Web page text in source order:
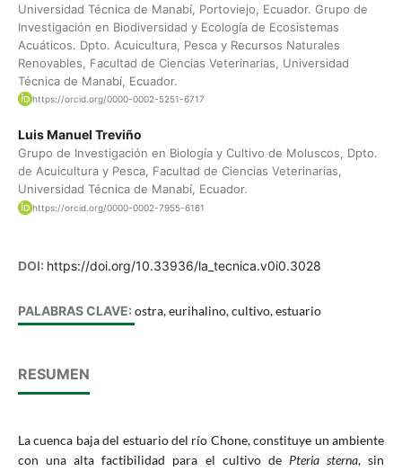
Universidad Técnica de Manabí, Portoviejo, Ecuador. Grupo de
Investigación en Biodiversidad y Ecología de Ecosistemas
Acuáticos. Dpto. Acuicultura, Pesca y Recursos Naturales
Renovables, Facultad de Ciencias Veterinarias, Universidad
Técnica de Manabí, Ecuador.
https://orcid.org/0000-0002-5251-6717
Luis Manuel Treviño
Grupo de Investigación en Biología y Cultivo de Moluscos, Dpto.
de Acuicultura y Pesca, Facultad de Ciencias Veterinarias,
Universidad Técnica de Manabí, Ecuador.
https://orcid.org/0000-0002-7955-6161
DOI: https://doi.org/10.33936/la_tecnica.v0i0.3028
PALABRAS CLAVE: ostra, eurihalino, cultivo, estuario
RESUMEN
La cuenca baja del estuario del río Chone, constituye un ambiente
con una alta factibilidad para el cultivo de Pteria sterna, sin